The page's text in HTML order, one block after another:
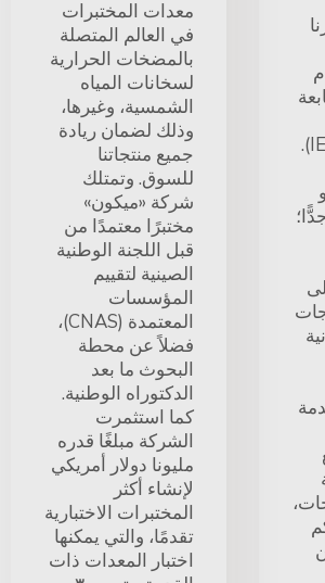
التابعة
للطاقة (IEA SHC).
معدات المختبرات
في العالم المتصلة
بالمضخات الحرارية
لسخانات المياه
الشمسية، وغيرها،
وذلك لضمان ريادة
جميع منتجاتنا
للسوق. وتمتلك
شركة «ميكون»
مختبرًا معتمدًا من
قبل اللجنة الوطنية
الصينية لتقييم
المؤسسات
المعتمدة (CNAS)،
فضلاً عن محطة
البحوث ما بعد
الدكتوراه الوطنية.
كما استثمرت
الشركة مبلغًا قدره
مليونا دولار أمريكي
لإنشاء أكثر
المختبرات الاختبارية
تقدمًا، والتي يمكنها
اختبار المعدات ذات